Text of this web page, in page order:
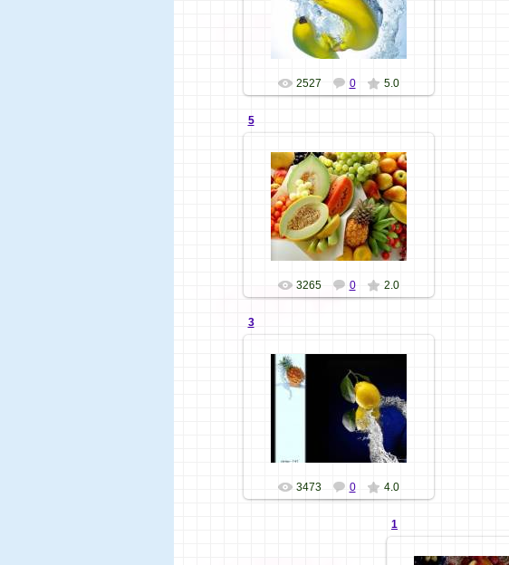
Хозяюшка
2527 0 5.0
5
07.11.09
Хозяюшка
3265 0 2.0
3
07.11.09
Хозяюшка
3473 0 4.0
1